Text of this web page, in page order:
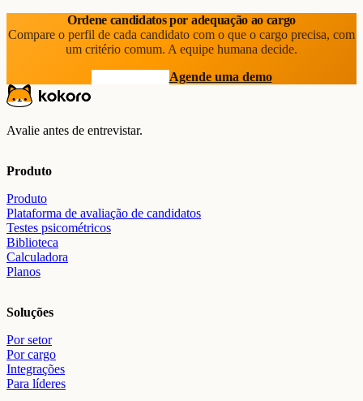
Ordene candidatos por adequação ao cargo
Compare o perfil de cada candidato com o que o cargo precisa, com
um critério comum. A equipe humana decide.
Agende uma demo
Avalie antes de entrevistar.
Produto
Produto
Plataforma de avaliação de candidatos
Testes psicométricos
Biblioteca
Calculadora
Planos
Soluções
Por setor
Por cargo
Integrações
Para líderes